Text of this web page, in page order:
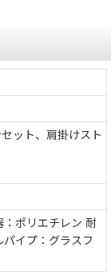
ット、肩掛けスト
：ポリエチレン 耐
イプ：グラスフ